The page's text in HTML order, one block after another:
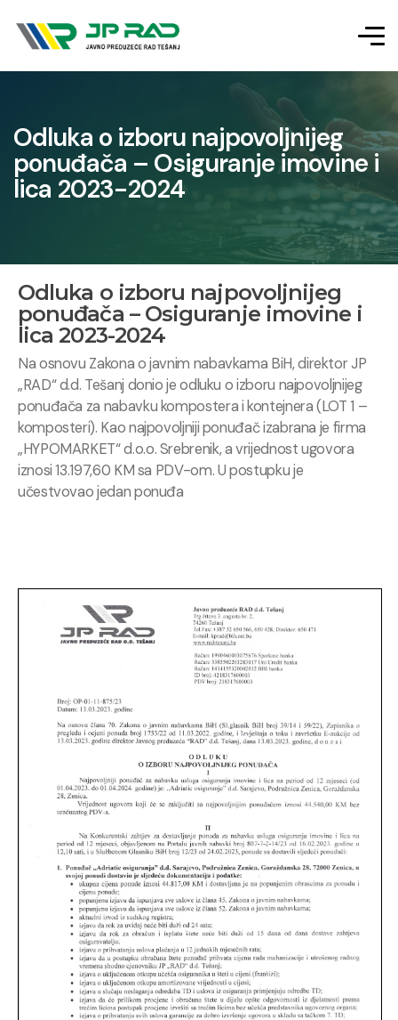
Odluka o izboru najpovoljnijeg
ponuđača – Osiguranje imovine i
lica 2023-2024
Odluka o izboru najpovoljnijeg
ponuđača – Osiguranje imovine i
lica 2023-2024
Na osnovu Zakona o javnim nabavkama BiH, direktor JP
„RAD“ d.d. Tešanj donio je odluku o izboru najpovoljnijeg
ponuđača za nabavku kompostera i kontejnera (LOT 1 –
komposteri). Kao najpovoljniji ponuđač izabrana je firma
„HYPOMARKET“ d.o.o. Srebrenik, a vrijednost ugovora
iznosi 13.197,60 KM sa PDV-om. U postupku je
učestvovao jedan ponuđa